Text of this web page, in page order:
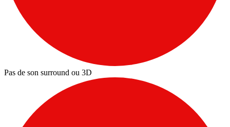
Pas de son surround ou 3D